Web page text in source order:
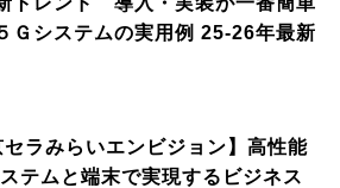
Ｇシステムの実用例 25-26年最新
セラみらいエンビジョン】高性能
テムと端末で実現するビジネス